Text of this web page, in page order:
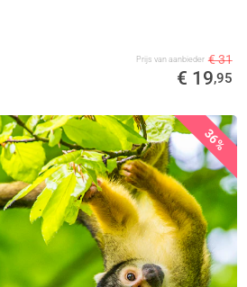
Prijs van aanbieder € 31
€ 19,95
36%